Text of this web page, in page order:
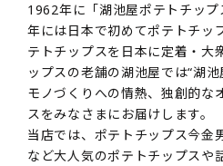
1962年に「湖池屋ポテトチッ
年には日本で初めてポテトチッ
テトチップスを日本に定着・大
ップスの老舗の湖池屋では“湖
モノづくりへの情熱、独創的な
スをみなさまにお届けします。
当店では、ポテトチップス今
など大人気のポテトチップスや